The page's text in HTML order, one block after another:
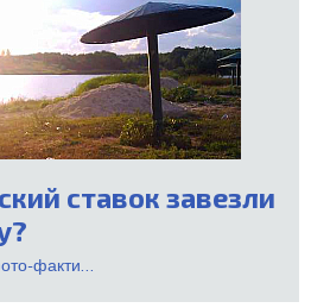
ставок завезли
факти...